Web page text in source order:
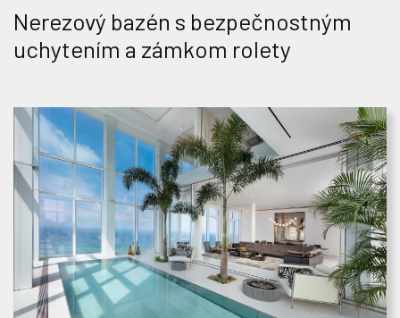
Nerezový bazén s bezpečnostným
uchytením a zámkom rolety